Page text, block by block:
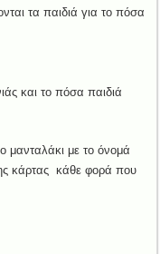
τα παιδιά για το πόσα
και το πόσα παιδιά
μανταλάκι με το όνομά
κάρτας κάθε φορά που